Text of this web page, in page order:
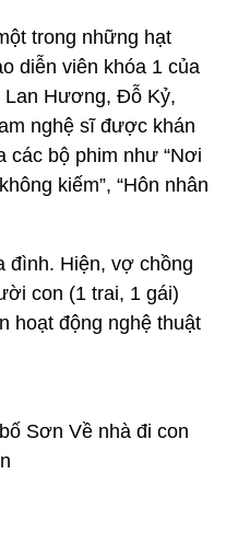
trong những hạt
diễn viên khóa 1 của
Lan Hương, Đỗ Kỷ,
nghệ sĩ được khán
các bộ phim như “Nơi
kiếm”, “Hôn nhân
đình. Hiện, vợ chồng
con (1 trai, 1 gái)
hoạt động nghệ thuật
Sơn Về nhà đi con